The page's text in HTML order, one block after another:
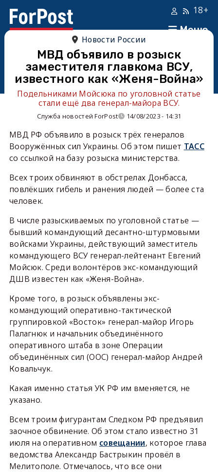
Меню
18+
Новости России
МВД объявило в розыск
заместителя главкома ВСУ,
известного как «Женя-Война»
Подельниками Мойсюка по уголовной статье
стали ещё два генерал-майора ВСУ.
Служба новостей ForPost 14/08/2023 - 14:31
МВД РФ объявило в розыск трёх генералов
Вооружённых сил Украины. Об этом пишет ТАСС
со ссылкой на базу розыска министерства.
Всех троих обвиняют в обстрелах Донбасса,
повлёкших гибель и ранения людей — более ста
человек.
В числе разыскиваемых по уголовной статье —
бывший командующий десантно-штурмовыми
войсками Украины, действующий заместитель
командующего ВСУ генерал-лейтенант Евгений
Мойсюк. Среди волонтёров экс-командующий
ДШВ известен как «Женя-Война».
Кроме того, в розыск объявлены экс-
командующий оперативно-тактической
группировкой «Восток» генерал-майор Игорь
Палагнюк и начальник объединённого
оперативного штаба в зоне Операции
объединённых сил (ООС) генерал-майор Андрей
Ковальчук.
Какая именно статья УК РФ им вменяется, не
указано.
Всем троим фигурантам Следком РФ предъявил
заочное обвинение. Об этом стало известно 31
июля на оперативном совещании, которое глава
ведомства Александр Бастрыкин провёл в
Мелитополе. Отмечалось, что все они